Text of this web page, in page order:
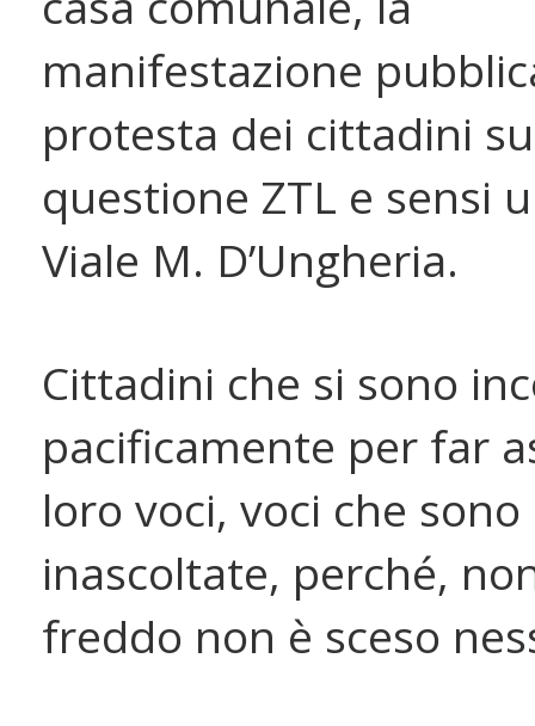
manifestazione
protesta dei cittadini
questione ZTL e sensi
Viale M. D’Ungheria.
Cittadini che si sono
pacificamente per far
loro voci, voci che
inascoltate, perché,
freddo non è sceso